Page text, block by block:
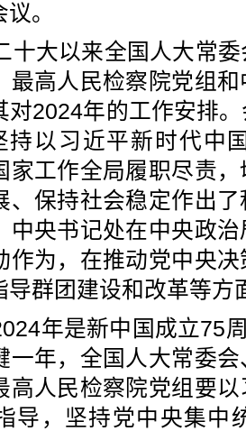
。
十大以来全国人大常
最高人民检察院党组
对2024年的工作安排
持以习近平新时代中
家工作全局履职尽责
、保持社会稳定作出
中央书记处在中央政
作为，在推动党中央
导群团建设和改革等方
年是新中国成立75
一年，全国人大常委
高人民检察院党组要
导，坚持党中央集中